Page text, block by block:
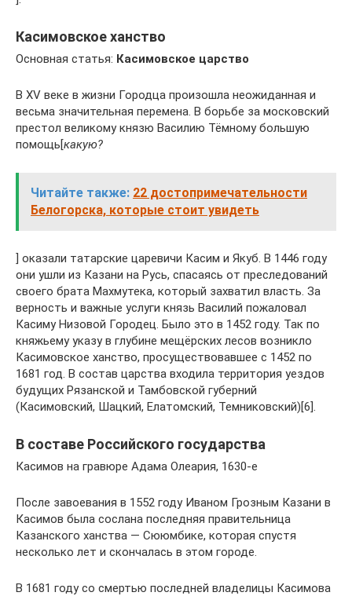
Касимовское ханство
Основная статья: Касимовское царство
В XV веке в жизни Городца произошла неожиданная и
весьма значительная перемена. В борьбе за московский
престол великому князю Василию Тёмному большую
помощь[какую?
Читайте также: 22 достопримечательности
Белогорска, которые стоит увидеть
] оказали татарские царевичи Касим и Якуб. В 1446 году
они ушли из Казани на Русь, спасаясь от преследований
своего брата Махмутека, который захватил власть. За
верность и важные услуги князь Василий пожаловал
Касиму Низовой Городец. Было это в 1452 году. Так по
княжьему указу в глубине мещёрских лесов возникло
Касимовское ханство, просуществовавшее с 1452 по
1681 год. В состав царства входила территория уездов
будущих Рязанской и Тамбовской губерний
(Касимовский, Шацкий, Елатомский, Темниковский)[6].
В составе Российского государства
Касимов на гравюре Адама Олеария, 1630-е
После завоевания в 1552 году Иваном Грозным Казани в
Касимов была сослана последняя правительница
Казанского ханства — Сююмбике, которая спустя
несколько лет и скончалась в этом городе.
В 1681 году со смертью последней владелицы Касимова